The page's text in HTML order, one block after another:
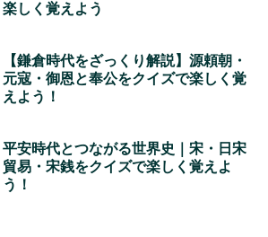
楽しく覚えよう
【鎌倉時代をざっくり解説】源頼朝・
元寇・御恩と奉公をクイズで楽しく覚
えよう！
平安時代とつながる世界史｜宋・日宋
貿易・宋銭をクイズで楽しく覚えよ
う！